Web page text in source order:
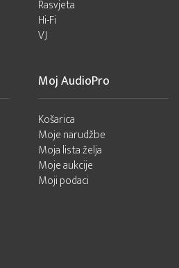
Rasvjeta
Hi-Fi
VJ
Moj AudioPro
Košarica
Moje narudžbe
Moja lista želja
Moje aukcije
Moji podaci